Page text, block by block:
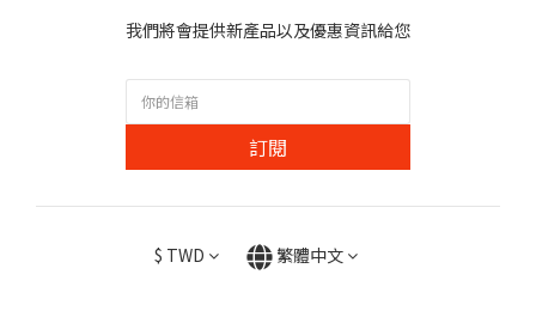
我們將會提供新產品以及優惠資訊給您
訂閱
$ TWD 繁體中文